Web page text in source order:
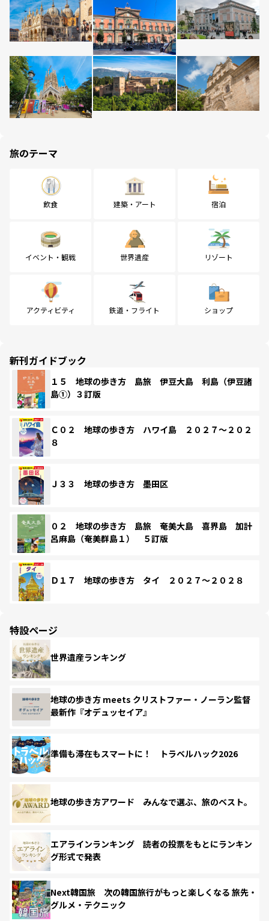
旅のテーマ
飲食 建築・アート 宿泊
イベント・観戦 世界遺産 リゾート
アクティビティ 鉄道・フライト ショップ
新刊ガイドブック
１５ 地球の歩き方 島旅 伊豆大島 利島（伊豆諸
島①）３訂版
Ｃ０２ 地球の歩き方 ハワイ島 ２０２７～２０２
８
Ｊ３３ 地球の歩き方 墨田区
０２ 地球の歩き方 島旅 奄美大島 喜界島 加計
呂麻島（奄美群島１） ５訂版
Ｄ１７ 地球の歩き方 タイ ２０２７～２０２８
特設ページ
世界遺産ランキング
地球の歩き方 meets クリストファー・ノーラン監督
最新作『オデュッセイア』
準備も滞在もスマートに！ トラベルハック2026
地球の歩き方アワード みんなで選ぶ、旅のベスト。
エアラインランキング 読者の投票をもとにランキン
グ形式で発表
Next韓国旅 次の韓国旅行がもっと楽しくなる 旅先・
グルメ・テクニック